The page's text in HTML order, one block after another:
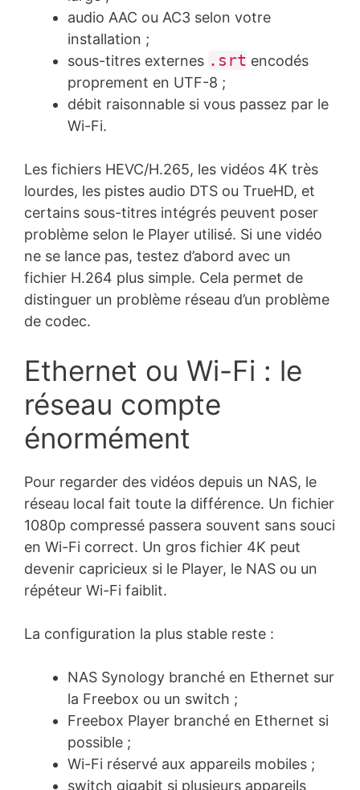
audio AAC ou AC3 selon votre
installation ;
sous-titres externes .srt encodés
proprement en UTF-8 ;
débit raisonnable si vous passez par le
Wi-Fi.
Les fichiers HEVC/H.265, les vidéos 4K très
lourdes, les pistes audio DTS ou TrueHD, et
certains sous-titres intégrés peuvent poser
problème selon le Player utilisé. Si une vidéo
ne se lance pas, testez d’abord avec un
fichier H.264 plus simple. Cela permet de
distinguer un problème réseau d’un problème
de codec.
Ethernet ou Wi-Fi : le
réseau compte
énormément
Pour regarder des vidéos depuis un NAS, le
réseau local fait toute la différence. Un fichier
1080p compressé passera souvent sans souci
en Wi-Fi correct. Un gros fichier 4K peut
devenir capricieux si le Player, le NAS ou un
répéteur Wi-Fi faiblit.
La configuration la plus stable reste :
NAS Synology branché en Ethernet sur
la Freebox ou un switch ;
Freebox Player branché en Ethernet si
possible ;
Wi-Fi réservé aux appareils mobiles ;
switch gigabit si plusieurs appareils